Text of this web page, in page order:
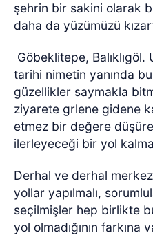
şehrin bir sakini olarak
daha da yüzümüzü
Göbeklitepe, Balıklıgöl.
tarihi nimetin yanında
güzellikler saymakla
ziyarete grlene gidene
etmez bir değere
ilerleyeceği bir yol
Derhal ve derhal
yollar yapılmalı,
seçilmişler hep birlikte
yol olmadığının farkına